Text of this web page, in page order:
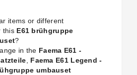
items or different
this E61 brühgruppe
?
in the Faema E61 -
Faema E61 Legend -
umbauset